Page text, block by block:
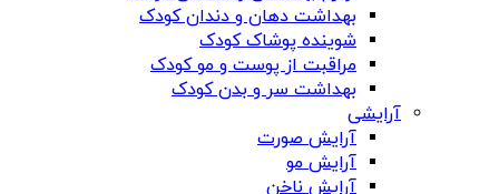
بهداشت دهان و دندان کودک
شوینده پوشاک کودک
مراقبت از پوست و مو کودک
بهداشت سر و بدن کودک
آرایشی
آرایش صورت
آرایش مو
آرایش ناخن